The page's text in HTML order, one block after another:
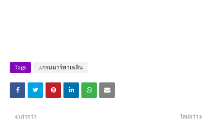
Tags แกรมมาร์พาเพลิน
ใหม่กว่า
เก่ากว่า